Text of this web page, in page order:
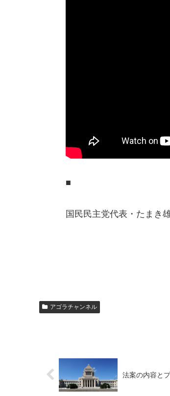
■
国民民主党代表・たまき
アゴラチャンネル
法案の内容と